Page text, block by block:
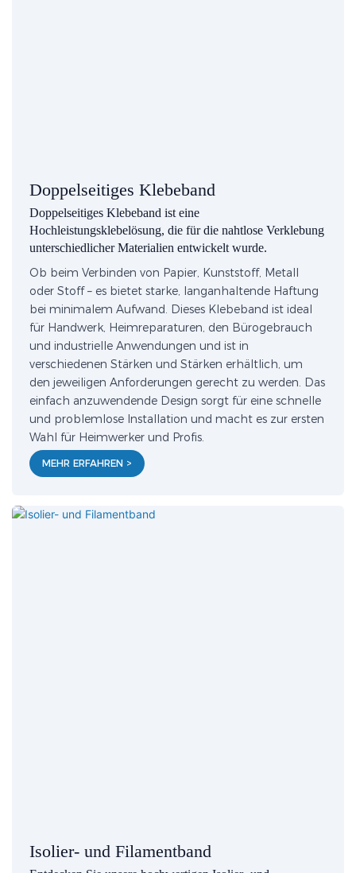
Doppelseitiges Klebeband
Doppelseitiges Klebeband ist eine
Hochleistungsklebelösung, die für die nahtlose Verklebung
unterschiedlicher Materialien entwickelt wurde.
Ob beim Verbinden von Papier, Kunststoff, Metall
oder Stoff – es bietet starke, langanhaltende Haftung
bei minimalem Aufwand. Dieses Klebeband ist ideal
für Handwerk, Heimreparaturen, den Bürogebrauch
und industrielle Anwendungen und ist in
verschiedenen Stärken und Stärken erhältlich, um
den jeweiligen Anforderungen gerecht zu werden. Das
einfach anzuwendende Design sorgt für eine schnelle
und problemlose Installation und macht es zur ersten
Wahl für Heimwerker und Profis.
MEHR ERFAHREN >
Isolier- und Filamentband